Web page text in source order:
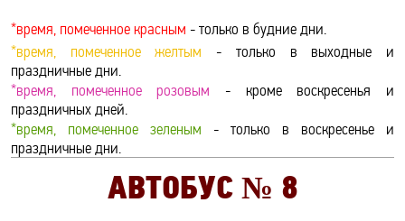
*время, помеченное красным - только в будние дни.
*время, помеченное желтым - только в выходные и
праздничные дни.
*время, помеченное розовым - кроме воскресенья и
праздничных дней.
*время, помеченное зеленым - только в воскресенье и
праздничные дни.
АВТОБУС № 8